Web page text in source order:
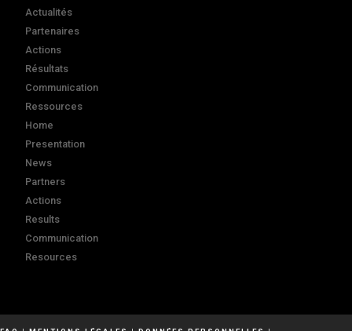
Actualités
Partenaires
Actions
Résultats
Communication
Ressources
Home
Presentation
News
Partners
Actions
Results
Communication
Resources